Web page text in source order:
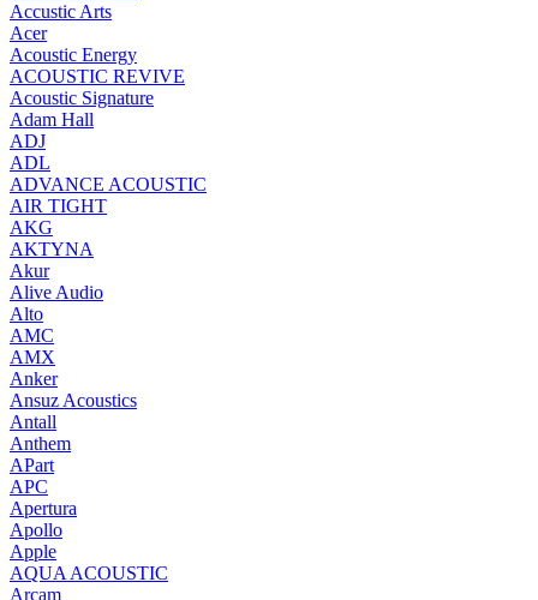
Accustic Arts
Acer
Acoustic Energy
ACOUSTIC REVIVE
Acoustic Signature
Adam Hall
ADJ
ADL
ADVANCE ACOUSTIC
AIR TIGHT
AKG
AKTYNA
Akur
Alive Audio
Alto
AMC
AMX
Anker
Ansuz Acoustics
Antall
Anthem
APart
APC
Apertura
Apollo
Apple
AQUA ACOUSTIC
Arcam